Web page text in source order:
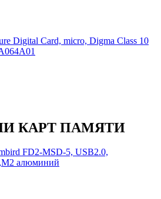
Digital Card, micro, Digma Class 10
КАРТ ПАМЯТИ
FD2-MSD-5, USB2.0,
алюминий